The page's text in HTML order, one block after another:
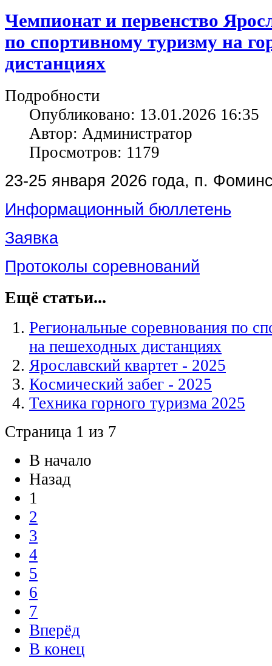
Чемпионат и первенство
по спортивному туризму на
дистанциях
Подробности
Опубликовано: 13.01.2026 16:35
Автор: Администратор
Просмотров: 1179
23-25 января 2026 года, п.
Информационный бюллетень
Заявка
Протоколы соревнований
Ещё статьи...
Региональные соревнования по
на пешеходных дистанциях
Ярославский квартет - 2025
Космический забег - 2025
Техника горного туризма 2025
Страница 1 из 7
В начало
Назад
1
2
3
4
5
6
7
Вперёд
В конец